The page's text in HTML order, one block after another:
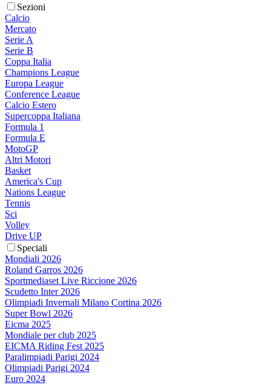
Sezioni
Calcio
Mercato
Serie A
Serie B
Coppa Italia
Champions League
Europa League
Conference League
Calcio Estero
Supercoppa Italiana
Formula 1
Formula E
MotoGP
Altri Motori
Basket
America's Cup
Nations League
Tennis
Sci
Volley
Drive UP
Speciali
Mondiali 2026
Roland Garros 2026
Sportmediaset Live Riccione 2026
Scudetto Inter 2026
Olimpiadi Invernali Milano Cortina 2026
Super Bowl 2026
Eicma 2025
Mondiale per club 2025
EICMA Riding Fest 2025
Paralimpiadi Parigi 2024
Olimpiadi Parigi 2024
Euro 2024